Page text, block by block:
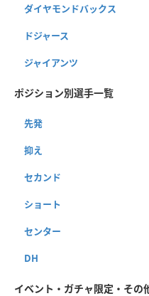
ダイヤモンドバックス
ドジャース
ジャイアンツ
ポジション別選手一覧
先発
抑え
セカンド
ショート
センター
DH
イベント・ガチャ限定・その